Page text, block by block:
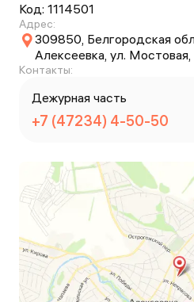
Код: 1114501
Адрес:
309850, Белгородская
Алексеевка, ул. Мостовая,
Контакты:
Дежурная часть
+7 (47234) 4-50-50